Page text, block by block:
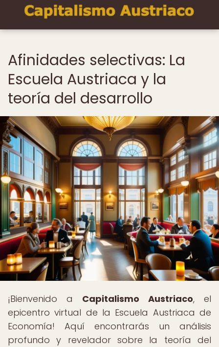
Afinidades selectivas: La
Escuela Austriaca y la
teoría del desarrollo
¡Bienvenido a Capitalismo Austriaco, el
epicentro virtual de la Escuela Austriaca de
Economía! Aquí encontrarás un análisis
profundo y revelador sobre la teoría del